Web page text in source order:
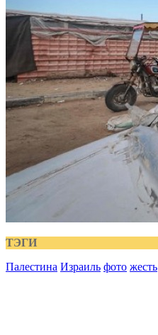
ТЭГИ
Палестина Израиль фото жесть